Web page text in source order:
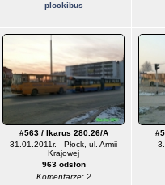
plockibus
#563 / Ikarus 280.26/A
31.01.2011r. - Płock, ul. Armii
Krajowej
963 odsłon
Komentarze: 2